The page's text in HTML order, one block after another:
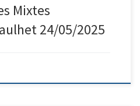
Mixtes
24/05/2025